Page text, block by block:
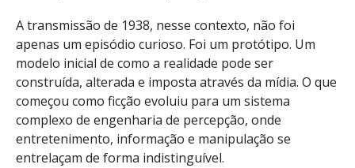
A transmissão de 1938, nesse contexto, não foi
apenas um episódio curioso. Foi um protótipo. Um
modelo inicial de como a realidade pode ser
construída, alterada e imposta através da mídia. O que
começou como ficção evoluiu para um sistema
complexo de engenharia de percepção, onde
entretenimento, informação e manipulação se
entrelaçam de forma indistinguível.